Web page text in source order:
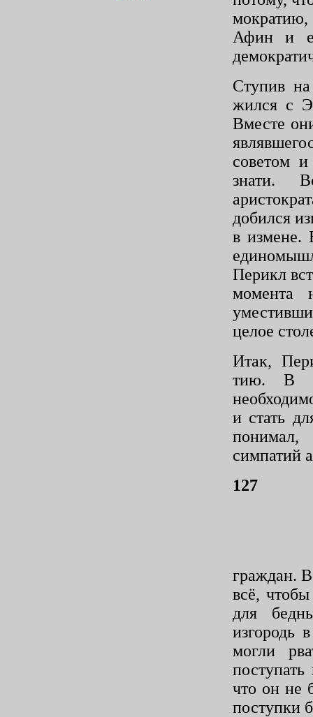
Афин и
Ступив
жился с
Вместе
со­ветом
знати.
добился
в измене.
Перикл
момента
целое
Итак,
тию. В
и стать
понимал,
симпатий
127
граждан.
всё,
для
изгородь
могли
что он не
поступки